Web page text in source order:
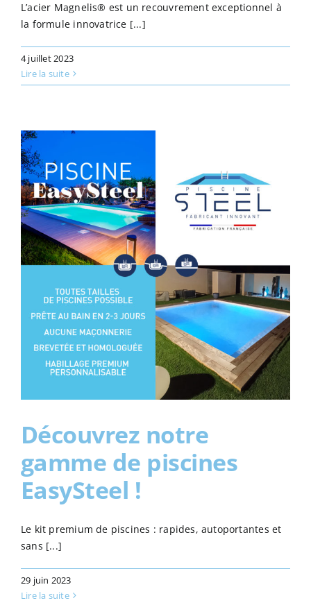
L’acier Magnelis® est un recouvrement exceptionnel à
la formule innovatrice [...]
4 juillet 2023
Lire la suite
Découvrez notre
gamme de piscines
EasySteel !
Le kit premium de piscines : rapides, autoportantes et
sans [...]
29 juin 2023
Lire la suite